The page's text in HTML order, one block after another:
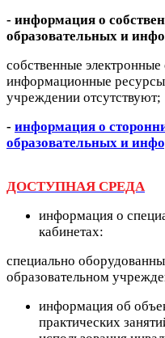
- информация о
образовательных и
собственные
информационные ресурсы
учреждении отсутствуют;
- информация о
образовательных и
ДОСТУПНАЯ СРЕДА
информация о
кабинетах:
специально
образовательном
информация об
практических